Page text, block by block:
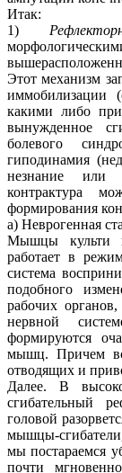
Итак:
1)
Этот механизм
иммобилизации
какими либо
вынужденное
болевого
гиподинамия
незнание или
контрактура
формирования
а) Неврогенная
Мышцы культи
работает в
система
подобного
рабочих
нервной
формируются
мышц. Причем
отводящих и
Далее. В
сгибательный
головой
мышцы-
мы постараемся
почти